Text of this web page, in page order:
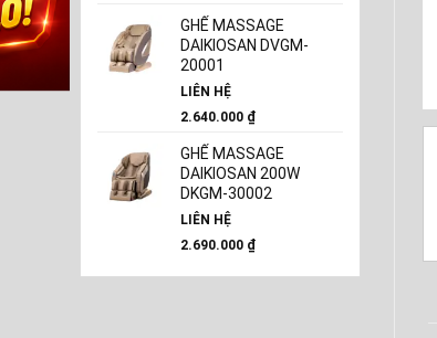
GHẾ MASSAGE
DAIKIOSAN DVGM-
20001
LIÊN HỆ
2.640.000 ₫
GHẾ MASSAGE
DAIKIOSAN 200W
DKGM-30002
LIÊN HỆ
2.690.000 ₫